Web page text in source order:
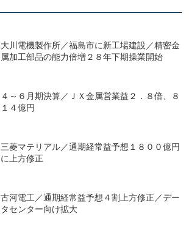
大川電機製作所／福島市に新工場建設／精密金
属加工部品の能力倍増２８年下期操業開始
４～６月期決算／ＪＸ金属営業益２．８倍、８
１４億円
三菱マテリアル／通期経常益予想１８００億円
に上方修正
古河電工／通期経常益予想４割上方修正／デー
タセンター向け拡大